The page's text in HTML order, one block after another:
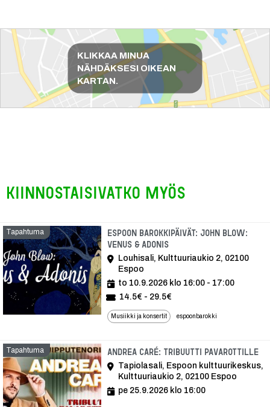
Reittiohjeet
KLIKKAA MINUA
NÄHDÄKSESI OIKEAN
KARTAN.
Kiinnostaisivatko myös
Tapahtuma
Espoon barokkipäivät: John Blow:
Venus & Adonis
Louhisali, Kulttuuriaukio 2, 02100
Espoo
to 10.9.2026 klo 16:00 - 17:00
14.5€ - 29.5€
Musiikki ja konsertit espoonbarokki
Tapahtuma Andrea Caré: Tribuutti Pavarottille
Tapiolasali, Espoon kulttuurikeskus,
Kulttuuriaukio 2, 02100 Espoo
pe 25.9.2026 klo 16:00